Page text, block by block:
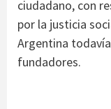
ciudadano, con
por la justicia
Argentina
fundadores.